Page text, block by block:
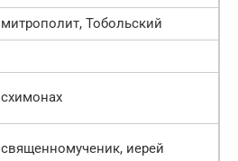
митрополит, Тобольский
схимонах
священномученик, иерей